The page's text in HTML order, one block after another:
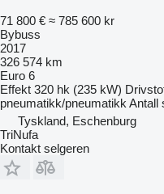
71 800 € ≈ 785 600 kr
Bybuss
2017
326 574 km
Euro 6
Effekt 320 hk (235 kW)
pneumatikk/pneumatikk Antall
Tyskland, Eschenburg
TriNufa
Kontakt selgeren